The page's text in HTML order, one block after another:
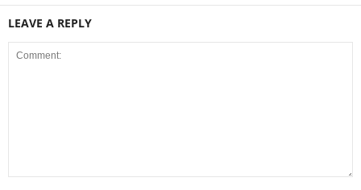
LEAVE A REPLY